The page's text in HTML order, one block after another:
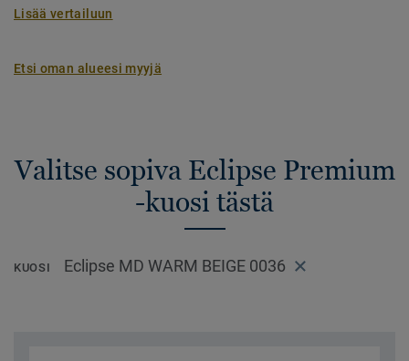
Lisää vertailuun
Etsi oman alueesi myyjä
Valitse sopiva Eclipse Premium
-kuosi tästä
KUOSI Eclipse MD WARM BEIGE 0036